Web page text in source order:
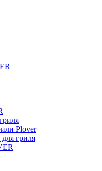
Plover
гриля